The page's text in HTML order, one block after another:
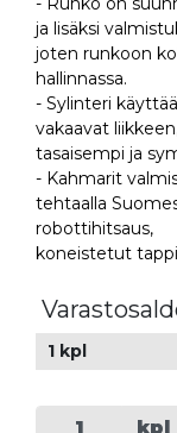
ja lisäksi
joten runkoon
hallinnassa.
- Sylinteri
vakaavat
tasaisempi ja
- Kahmarit
tehtaalla
robottihitsaus,
koneistetut
1 kpl
kpl